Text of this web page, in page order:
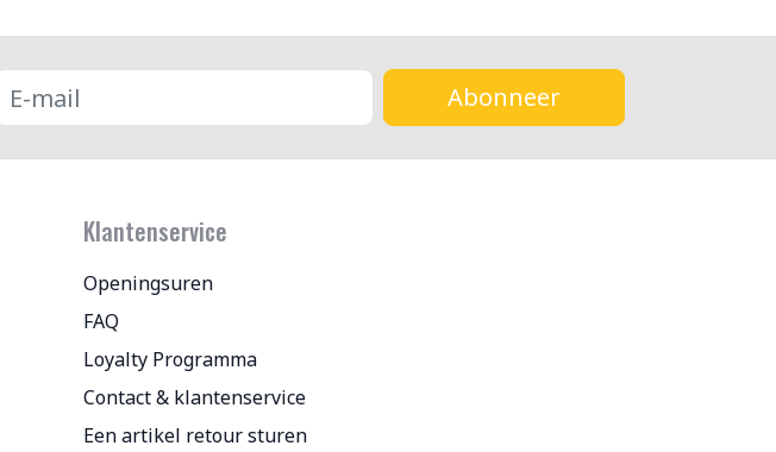
Abonneer
Klantenservice
Openingsuren
FAQ
Loyalty Programma
Contact & klantenservice
Een artikel retour sturen